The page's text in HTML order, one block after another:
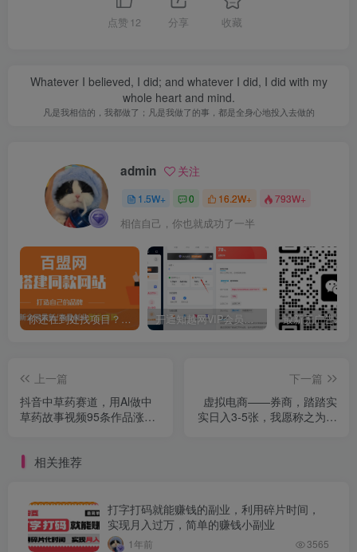
点赞 12 分享 收藏
Whatever I believed, I did; and whatever I did, I did with my
whole heart and mind.
凡是我相信的，我都做了；凡是我做了的事，都是全身心地投入去做的
admin 关注
1.5W+ 0 16.2W+ 793W+
相信自己，你也就成功了一半
你还在到处找项目？还在当韭菜？我靠卖项目一个月收入5万+，曾经我也是个失败者。 开通知越网VIP会员，尊享全站资源免费下载，享70%的推广提成！！【限时五折优惠】
上一篇
抖音中草药赛道，用Al做中
草药故事视频95条作品涨粉
下一篇
虚拟电商——券商，踏踏实
实日入3-5张，我愿称之为强
相关推荐
打字打码就能赚钱的副业，利用碎片时间，
实现月入过万，简单的赚钱小副业
1年前 3565